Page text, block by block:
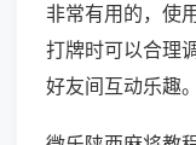
非常有用的，使
打牌时可以合理
好友间互动乐趣。